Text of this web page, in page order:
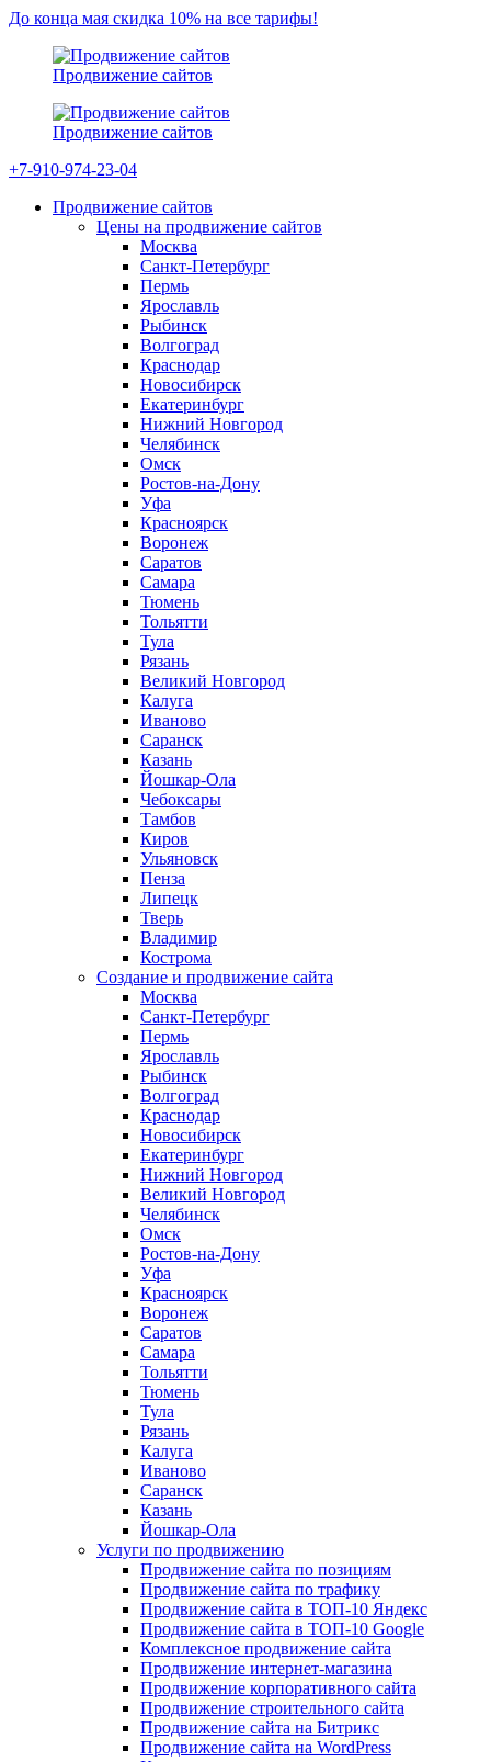
До конца мая скидка 10% на все тарифы!
Продвижение сайтов
Продвижение сайтов
+7-910-974-23-04
Продвижение сайтов
Цены на продвижение сайтов
Москва
Санкт-Петербург
Пермь
Ярославль
Рыбинск
Волгоград
Краснодар
Новосибирск
Екатеринбург
Нижний Новгород
Челябинск
Омск
Ростов-на-Дону
Уфа
Красноярск
Воронеж
Саратов
Самара
Тюмень
Тольятти
Тула
Рязань
Великий Новгород
Калуга
Иваново
Саранск
Казань
Йошкар-Ола
Чебоксары
Тамбов
Киров
Ульяновск
Пенза
Липецк
Тверь
Владимир
Кострома
Создание и продвижение сайта
Москва
Санкт-Петербург
Пермь
Ярославль
Рыбинск
Волгоград
Краснодар
Новосибирск
Екатеринбург
Нижний Новгород
Великий Новгород
Челябинск
Омск
Ростов-на-Дону
Уфа
Красноярск
Воронеж
Саратов
Самара
Тольятти
Тюмень
Тула
Рязань
Калуга
Иваново
Саранск
Казань
Йошкар-Ола
Услуги по продвижению
Продвижение сайта по позициям
Продвижение сайта по трафику
Продвижение сайта в ТОП-10 Яндекс
Продвижение сайта в ТОП-10 Google
Комплексное продвижение сайта
Продвижение интернет-магазина
Продвижение корпоративного сайта
Продвижение строительного сайта
Продвижение сайта на Битрикс
Продвижение сайта на WordPress